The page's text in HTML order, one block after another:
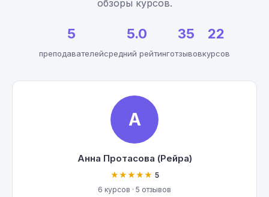
обзоры курсов.
5
преподавателей
5.0
средний рейтинг
35
отзывов
22
курсов
А
Анна Протасова (Рейра)
★★★★★ 5
6 курсов · 5 отзывов